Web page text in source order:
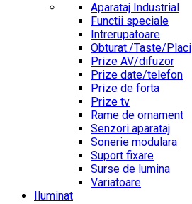
Aparataj Industrial
Functii speciale
Intrerupatoare
Obturat./Taste/Placi
Prize AV/difuzor
Prize date/telefon
Prize de forta
Prize tv
Rame de ornament
Senzori aparataj
Sonerie modulara
Suport fixare
Surse de lumina
Variatoare
Iluminat